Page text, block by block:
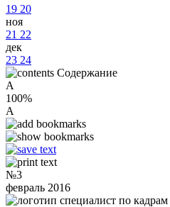
19 20
ноя
21 22
дек
23 24
Содержание
A
100%
A
№3
февраль 2016
специалист по кадрам